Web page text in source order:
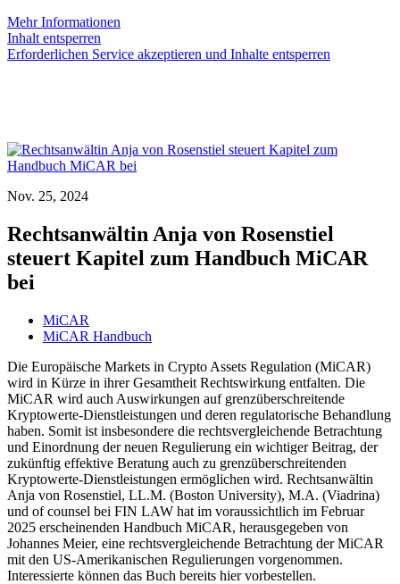
Mehr Informationen
Inhalt entsperren
Erforderlichen Service akzeptieren und Inhalte entsperren
Nov. 25, 2024
Rechtsanwältin Anja von Rosenstiel
steuert Kapitel zum Handbuch MiCAR
bei
MiCAR
MiCAR Handbuch
Die Europäische Markets in Crypto Assets Regulation (MiCAR)
wird in Kürze in ihrer Gesamtheit Rechtswirkung entfalten. Die
MiCAR wird auch Auswirkungen auf grenzüberschreitende
Kryptowerte-Dienstleistungen und deren regulatorische Behandlung
haben. Somit ist insbesondere die rechtsvergleichende Betrachtung
und Einordnung der neuen Regulierung ein wichtiger Beitrag, der
zukünftig effektive Beratung auch zu grenzüberschreitenden
Kryptowerte-Dienstleistungen ermöglichen wird. Rechtsanwältin
Anja von Rosenstiel, LL.M. (Boston University), M.A. (Viadrina)
und of counsel bei FIN LAW hat im voraussichtlich im Februar
2025 erscheinenden Handbuch MiCAR, herausgegeben von
Johannes Meier, eine rechtsvergleichende Betrachtung der MiCAR
mit den US-Amerikanischen Regulierungen vorgenommen.
Interessierte können das Buch bereits hier vorbestellen.